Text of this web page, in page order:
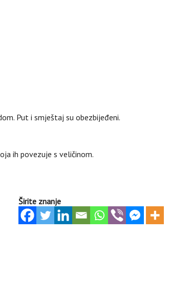
Put i smještaj su obezbijeđeni.
ih povezuje s veličinom.
Širite znanje